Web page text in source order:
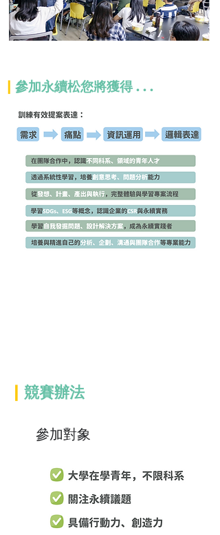
| 參加永續松您將獲得 . . .
| 競賽辦法
參加對象